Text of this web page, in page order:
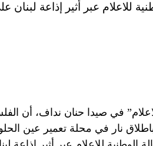
في صيدا حنان نداف، أن
نار في محلة تعمير عين